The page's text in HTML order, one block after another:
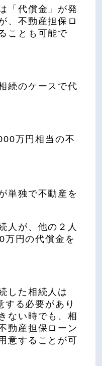
「代償金」が発
、不動産担保ロ
ことも可能で
続のケースで代
万円相当の不
単独で不動産を
人が、他の２人
万円の代償金を
した相続人は
る必要があり
ない時でも、相
動産担保ローン
意することが可